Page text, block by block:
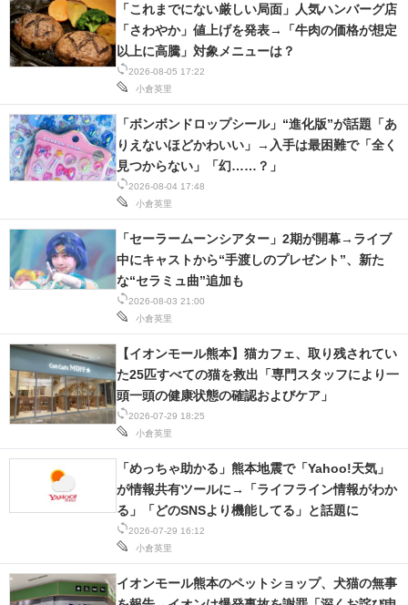
IT製品の技術・比較・事例
製造業のIT導入・活用を支援
モノづくり技術者専門サイト
エレクトロニクス専門サイト
電子設計の基本と応用
建設×テクノロジーの最前線
ちょっと気になるネットの話題
2026-08-05 17:22
小倉英里
「これまでにない厳しい局面」人気ハンバーグ店
「さわやか」値上げを発表→「牛肉の価格が想定
以上に高騰」対象メニューは？
2026-08-04 17:48
小倉英里
「ボンボンドロップシール」“進化版”が話題「あ
りえないほどかわいい」→入手は最困難で「全く
見つからない」「幻……？」
2026-08-03 21:00
小倉英里
「セーラームーンシアター」2期が開幕→ライブ
中にキャストから“手渡しのプレゼント”、新た
な“セラミュ曲”追加も
2026-07-29 18:25
小倉英里
【イオンモール熊本】猫カフェ、取り残されてい
た25匹すべての猫を救出「専門スタッフにより一
頭一頭の健康状態の確認およびケア」
2026-07-29 16:12
小倉英里
「めっちゃ助かる」熊本地震で「Yahoo!天気」
が情報共有ツールに→「ライフライン情報がわか
る」「どのSNSより機能してる」と話題に
イオンモール熊本のペットショップ、犬猫の無事